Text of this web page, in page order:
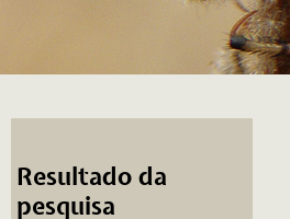
Resultado da
pesquisa